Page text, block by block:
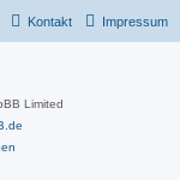
Impressum
Kontakt
Limited